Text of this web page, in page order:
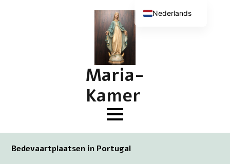
Maria-
Kamer
Bedevaartplaatsen in Portugal
Nederlands